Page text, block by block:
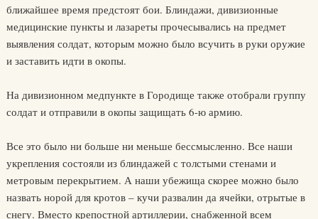
ближайшее время предстоят бои. Блиндажи, дивизионные
медицинские пункты и лазареты прочесывались на предмет
выявления солдат, которым можно было всучить в руки оружие
и заставить идти в окопы.
На дивизионном медпункте в Городище также отобрали группу
солдат и отправили в окопы защищать 6-ю армию.
Все это было ни больше ни меньше бессмысленно. Все наши
укрепления состояли из блиндажей с толстыми стенами и
метровым перекрытием. А наши убежища скорее можно было
назвать норой для кротов – кучи развалин да ячейки, отрытые в
снегу. Вместо крепостной артиллерии, снабженной всем